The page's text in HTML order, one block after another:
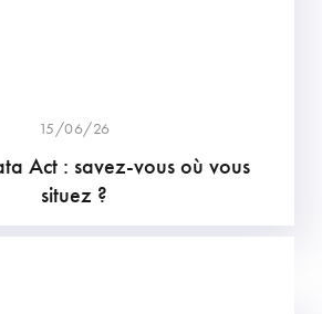
15/06/26
Act : savez-vous où vous
situez ?